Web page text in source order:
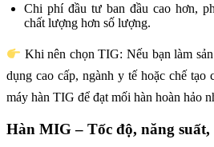
Chi phí đầu tư ban đầu cao hơn,
chất lượng hơn số lượng.
Khi nên chọn TIG: Nếu bạn làm
dụng cao cấp, ngành y tế hoặc chế
máy hàn TIG để đạt mối hàn hoàn hảo
Hàn MIG – Tốc độ, năng suất,